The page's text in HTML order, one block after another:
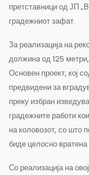
претставници од ЈП
градежниот зафат.
За реализација на
должина од 125
Основен проект, кој
предвидени за
преку избран
градежните работи
на коловозот, со што
биде целосно
Со реализација на